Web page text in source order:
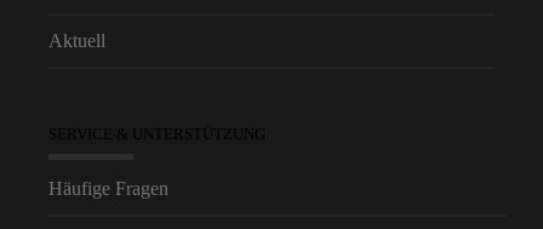
Aktuell
SERVICE & UNTERSTÜTZUNG
Häufige Fragen